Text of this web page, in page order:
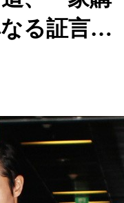
る証言…